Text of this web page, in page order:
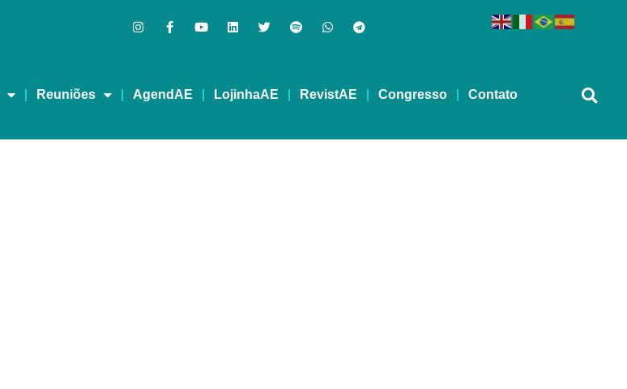
Reuniões AgendAE LojinhaAE RevistAE Congresso Contato